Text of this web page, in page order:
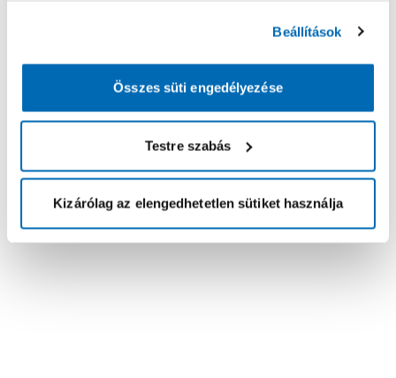
Beállítások
Összes süti engedélyezése
Testre szabás
Kizárólag az elengedhetetlen sütiket használja